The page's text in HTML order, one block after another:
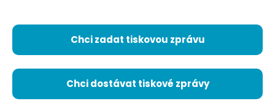
Chci zadat tiskovou zprávu
Chci dostávat tiskové zprávy